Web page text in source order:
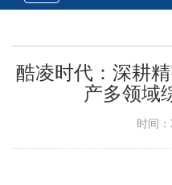
酷凌时代：深耕
产多领域
时间：